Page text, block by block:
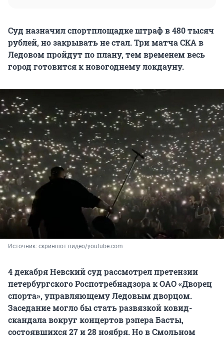
Суд назначил спортплощадке штраф в 480 тысяч
рублей, но закрывать не стал. Три матча СКА в
Ледовом пройдут по плану, тем временем весь
город готовится к новогоднему локдауну.
Источник: скриншот видео/youtube.com
4 декабря Невский суд рассмотрел претензии
петербургского Роспотребнадзора к ОАО «Дворец
спорта», управляющему Ледовым дворцом.
Заседание могло бы стать развязкой ковид-
скандала вокруг концертов рэпера Басты,
состоявшихся 27 и 28 ноября. Но в Смольном